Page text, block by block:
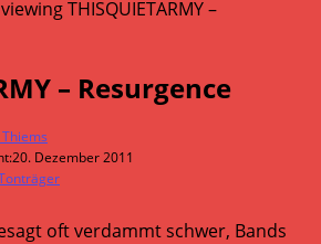
– Resurgence
20. Dezember 2011
oft verdammt schwer, Bands